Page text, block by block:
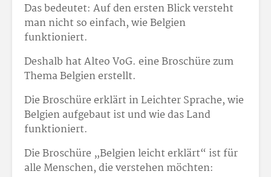
Das bedeutet: Auf den ersten Blick versteht
man nicht so einfach, wie Belgien
funktioniert.
Deshalb hat Alteo VoG. eine Broschüre zum
Thema Belgien erstellt.
Die Broschüre erklärt in Leichter Sprache, wie
Belgien aufgebaut ist und wie das Land
funktioniert.
Die Broschüre „Belgien leicht erklärt“ ist für
alle Menschen, die verstehen möchten: